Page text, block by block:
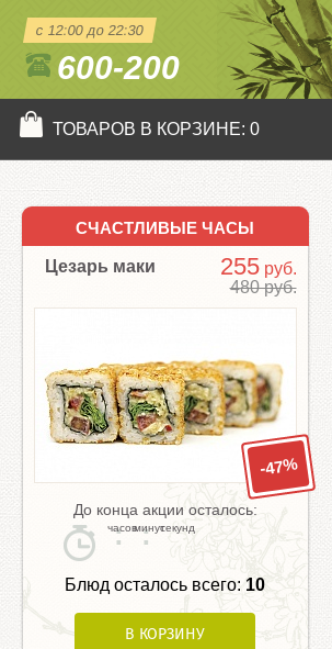
с 12:00 до 22:30
600-200
ТОВАРОВ В КОРЗИНЕ: 0
СЧАСТЛИВЫЕ ЧАСЫ
255руб.
480 руб.
Цезарь маки
-47%
До конца акции осталось:
: :
Блюд осталось всего: 10
В КОРЗИНУ